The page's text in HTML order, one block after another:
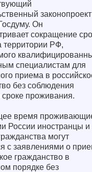
законопроект
Он
сокращение
территории РФ,
специалистам для
приема в
без соблюдения
сроке проживания.
время
России иностранцы и
могут
с заявлениями о
гражданство в
порядке без